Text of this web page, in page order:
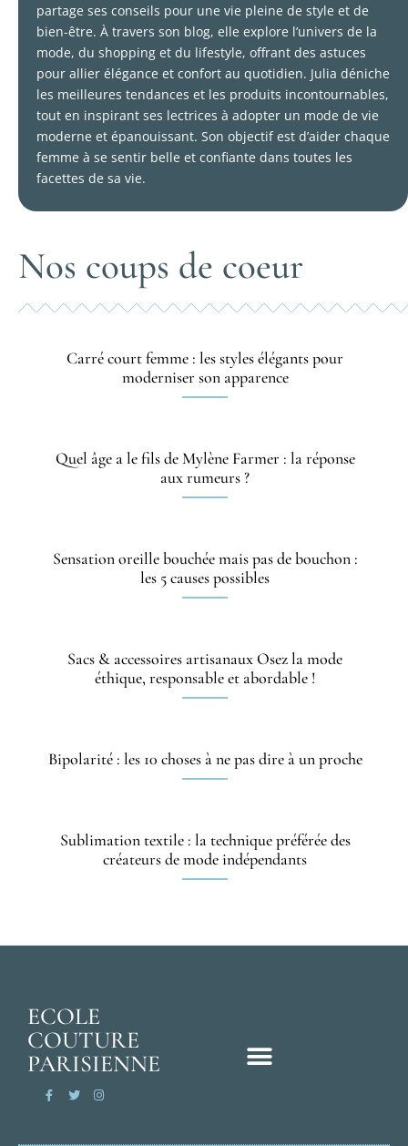
partage ses conseils pour une vie pleine de style et de
bien-être. À travers son blog, elle explore l’univers de la
mode, du shopping et du lifestyle, offrant des astuces
pour allier élégance et confort au quotidien. Julia déniche
les meilleures tendances et les produits incontournables,
tout en inspirant ses lectrices à adopter un mode de vie
moderne et épanouissant. Son objectif est d’aider chaque
femme à se sentir belle et confiante dans toutes les
facettes de sa vie.
Nos coups de coeur
Carré court femme : les styles élégants pour
moderniser son apparence
Quel âge a le fils de Mylène Farmer : la réponse
aux rumeurs ?
Sensation oreille bouchée mais pas de bouchon :
les 5 causes possibles
Sacs & accessoires artisanaux Osez la mode
éthique, responsable et abordable !
Bipolarité : les 10 choses à ne pas dire à un proche
Sublimation textile : la technique préférée des
créateurs de mode indépendants
ECOLE
COUTURE
PARISIENNE